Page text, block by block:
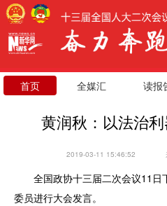
首页 全媒汇 读报
黄润秋：以法治
2019-03-11 15:46:52
全国政协十三届二次会议11日
委员进行大会发言。